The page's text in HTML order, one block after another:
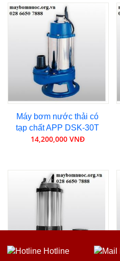
Hotline
Máy bơm nước thải có
tạp chất APP DSK-30T
14,200,000 VNĐ